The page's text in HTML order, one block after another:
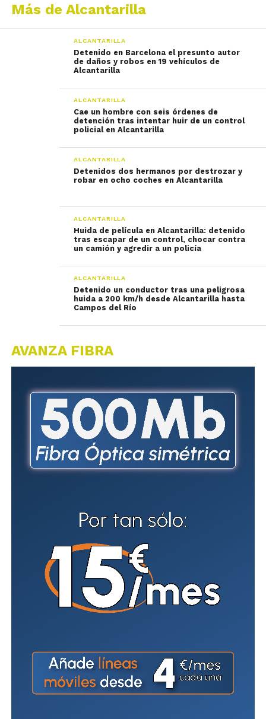
Más de Alcantarilla
ALCANTARILLA
Detenido en Barcelona el presunto autor
de daños y robos en 19 vehículos de
Alcantarilla
ALCANTARILLA
Cae un hombre con seis órdenes de
detención tras intentar huir de un control
policial en Alcantarilla
ALCANTARILLA
Detenidos dos hermanos por destrozar y
robar en ocho coches en Alcantarilla
ALCANTARILLA
Huida de película en Alcantarilla: detenido
tras escapar de un control, chocar contra
un camión y agredir a un policía
ALCANTARILLA
Detenido un conductor tras una peligrosa
huida a 200 km/h desde Alcantarilla hasta
Campos del Río
AVANZA FIBRA